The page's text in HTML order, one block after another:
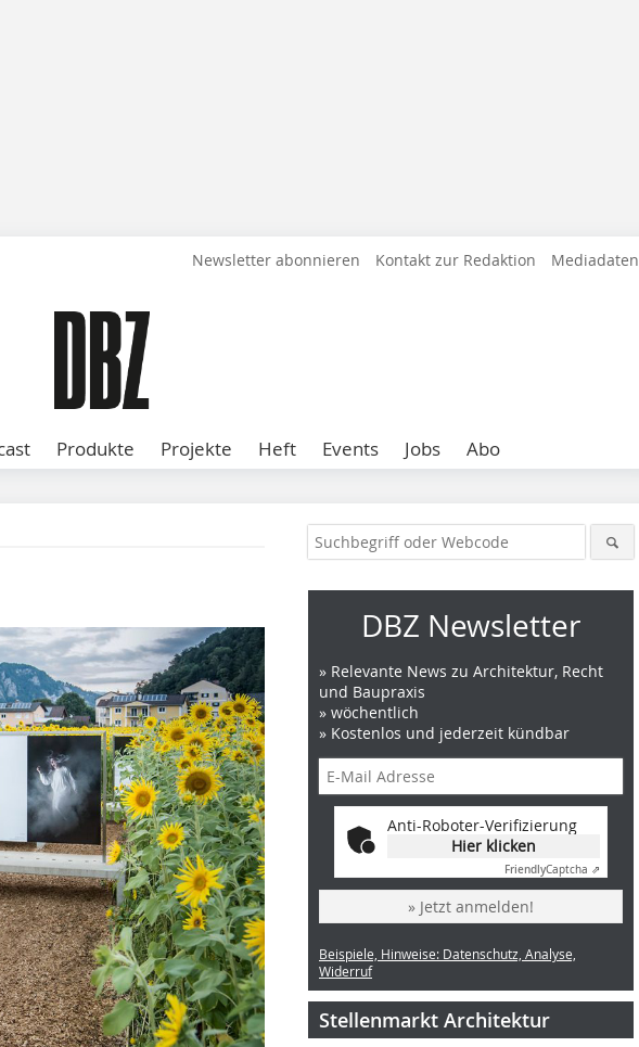
Newsletter abonnieren Kontakt zur Redaktion Mediadaten
Produkte Projekte Heft Events Jobs Abo
DBZ Newsletter
» Relevante News zu Architektur, Recht
und Baupraxis
» wöchentlich
» Kostenlos und jederzeit kündbar
Anti-Roboter-Verifizierung
Hier klicken
FriendlyCaptcha ⇗
» Jetzt anmelden!
Beispiele, Hinweise: Datenschutz, Analyse,
Widerruf
Stellenmarkt Architektur